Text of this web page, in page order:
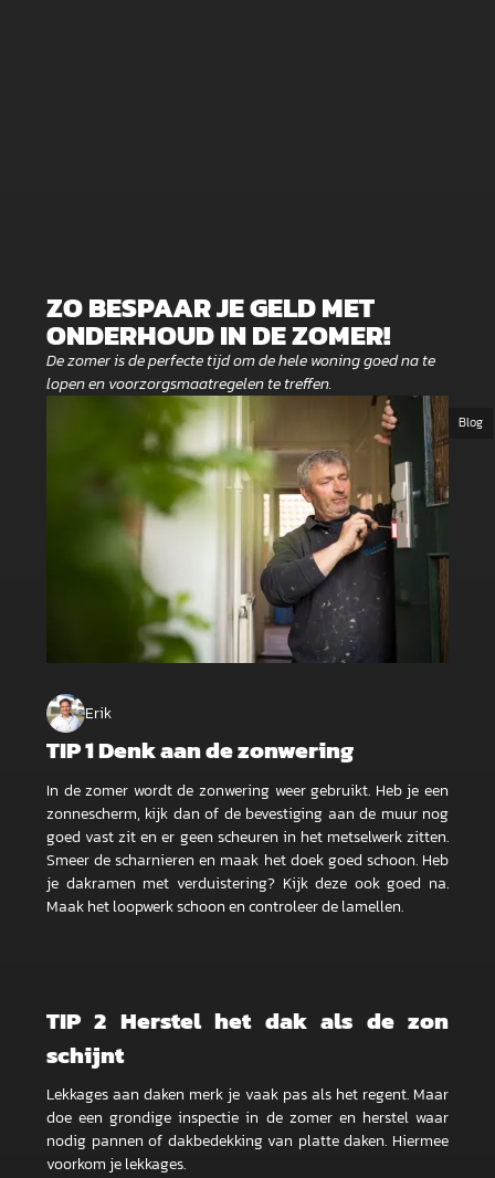
ZO BESPAAR JE GELD MET
ONDERHOUD IN DE ZOMER!
De zomer is de perfecte tijd om de hele woning goed na te
lopen en voorzorgsmaatregelen te treffen.
Blog
Erik
TIP 1 Denk aan de zonwering
In de zomer wordt de zonwering weer gebruikt. Heb je een
zonnescherm, kijk dan of de bevestiging aan de muur nog
goed vast zit en er geen scheuren in het metselwerk zitten.
Smeer de scharnieren en maak het doek goed schoon. Heb
je dakramen met verduistering? Kijk deze ook goed na.
Maak het loopwerk schoon en controleer de lamellen.
TIP 2 Herstel het dak als de zon
schijnt
Lekkages aan daken merk je vaak pas als het regent. Maar
doe een grondige inspectie in de zomer en herstel waar
nodig pannen of dakbedekking van platte daken. Hiermee
voorkom je lekkages.